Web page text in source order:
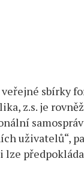
sbírky
z.s. je
uživatelů“,
lze